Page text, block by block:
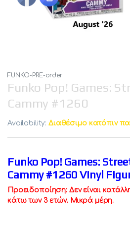
FUNKO-PRE-order
Funko Pop! Games:
Cammy #1260
Availability:Διαθέσιμο κατόπιν
Funko Pop! Games:
Cammy #1260 Vinyl
Προειδοποίηση: Δεν είναι
κάτω των 3 ετών. Μικρά μέρη.